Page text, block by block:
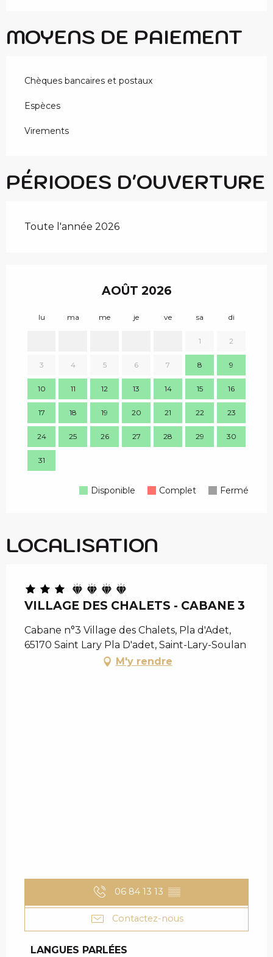
MOYENS DE PAIEMENT
Chèques bancaires et postaux
Espèces
Virements
PÉRIODES D'OUVERTURE
Toute l'année 2026
AOÛT 2026
lu ma me je ve sa di
1 2
3 4 5 6 7 8 9
10 11 12 13 14 15 16
17 18 19 20 21 22 23
24 25 26 27 28 29 30
31
Disponible Complet Fermé
LOCALISATION
VILLAGE DES CHALETS - CABANE 3
Cabane n°3 Village des Chalets, Pla d'Adet,
65170 Saint Lary Pla D'adet, Saint-Lary-Soulan
M'y rendre
06 84 13 13 ▒▒
Contactez-nous
LANGUES PARLÉES
LANGUES PARLÉES